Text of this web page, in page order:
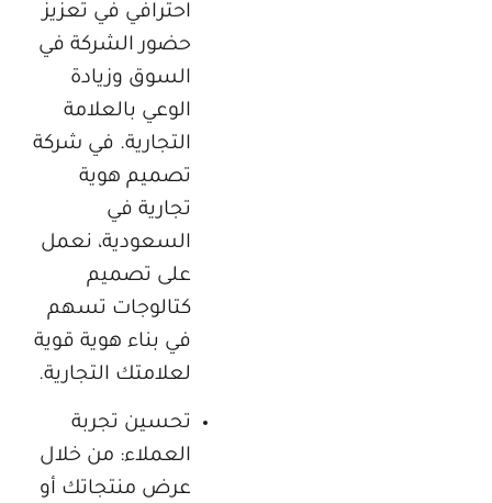
احترافي في تعزيز
حضور الشركة في
السوق وزيادة
الوعي بالعلامة
التجارية. في شركة
تصميم هوية
تجارية في
السعودية، نعمل
على تصميم
كتالوجات تسهم
في بناء هوية قوية
لعلامتك التجارية.
تحسين تجربة
العملاء: من خلال
عرض منتجاتك أو